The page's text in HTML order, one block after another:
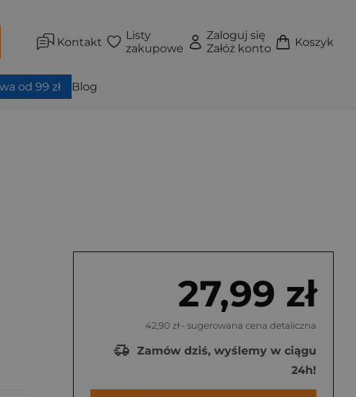
Kontakt
Listy
zakupowe
Zaloguj się
Załóż konto
Koszyk
od 99 zł Blog
27,99 zł
42,90 zł - sugerowana cena detaliczna
Zamów dziś, wyślemy w ciągu
24h!